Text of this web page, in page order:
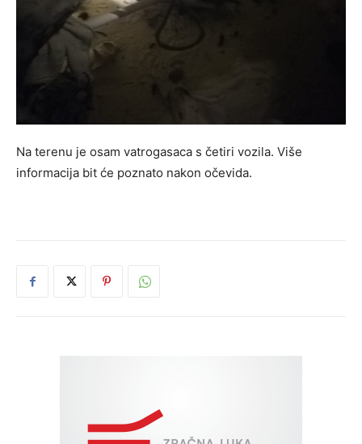
Na terenu je osam vatrogasaca s četiri vozila. Više
informacija bit će poznato nakon očevida.